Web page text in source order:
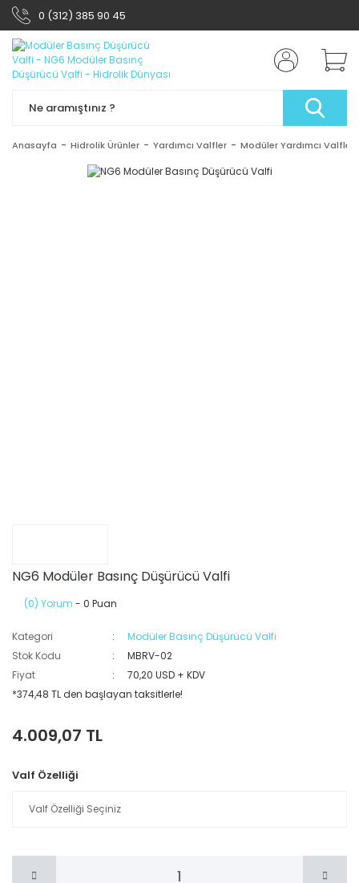
0 (312) 385 90 45
Anasayfa Hidrolik Ürünler Yardımcı Valfler Modüler Yardımcı Valfler
NG6 Modüler Basınç Düşürücü Valfi
(0) Yorum - 0 Puan
Kategori
Modüler Basınç Düşürücü Valfi
Stok Kodu
MBRV-02
Fiyat
70,20 USD + KDV
*374,48 TL den başlayan taksitlerle!
4.009,07 TL
Valf Özelliği